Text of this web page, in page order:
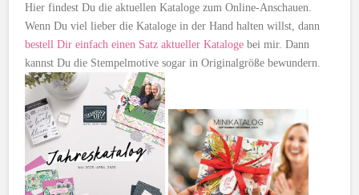
Hier findest Du die aktuellen Kataloge zum Online-Anschauen.
Wenn Du viel lieber die Kataloge in der Hand halten willst, dann
bestell Dir einfach einen Satz aktueller Kataloge bei mir. Dann
kannst Du die Stempelmotive sogar in Originalgröße bewundern.